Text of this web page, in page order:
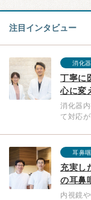
注目インタビュー
消化
丁寧に
心に変
消化器
て対応
耳鼻
充実し
の耳鼻
内視鏡